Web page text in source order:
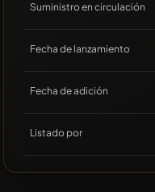
Suministro en circulación
Fecha de lanzamiento
Fecha de adición
Listado por